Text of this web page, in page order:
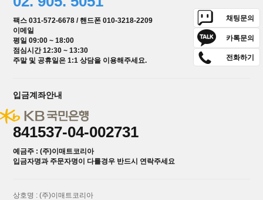
팩스 031-572-6678 / 핸드폰 010-3218-2209
이메일
평일 09:00 ~ 18:00
점심시간 12:30 ~ 13:30
주말 및 공휴일은 1:1 상담을 이용해주세요.
채팅문의
카톡문의
전화하기
입금계좌안내
841537-04-002731
예금주 : (주)이매트코리아
입금자명과 주문자명이 다를경우 반드시 연락주세요
상호명 : (주)이매트코리아